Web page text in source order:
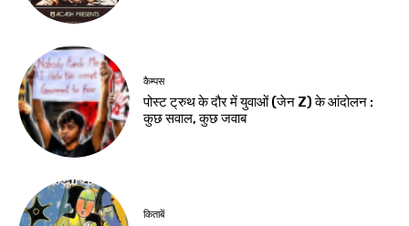
कैम्पस
पोस्ट ट्रुथ के दौर में युवाओं (जेन Z) के आंदोलन :
कुछ सवाल, कुछ जवाब
किताबें